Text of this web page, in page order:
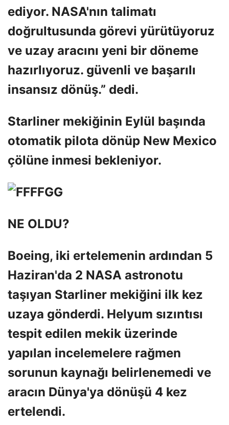
ediyor. NASA'nın talimatı
doğrultusunda görevi yürütüyoruz
ve uzay aracını yeni bir döneme
hazırlıyoruz. güvenli ve başarılı
insansız dönüş.” dedi.
Starliner mekiğinin Eylül başında
otomatik pilota dönüp New Mexico
çölüne inmesi bekleniyor.
NE OLDU?
Boeing, iki ertelemenin ardından 5
Haziran'da 2 NASA astronotu
taşıyan Starliner mekiğini ilk kez
uzaya gönderdi. Helyum sızıntısı
tespit edilen mekik üzerinde
yapılan incelemelere rağmen
sorunun kaynağı belirlenemedi ve
aracın Dünya'ya dönüşü 4 kez
ertelendi.